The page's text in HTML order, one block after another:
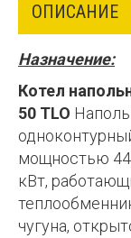
ОПИСАНИЕ
Назначение:
Котел
50 TLO
мощностью
кВт,
чугуна,